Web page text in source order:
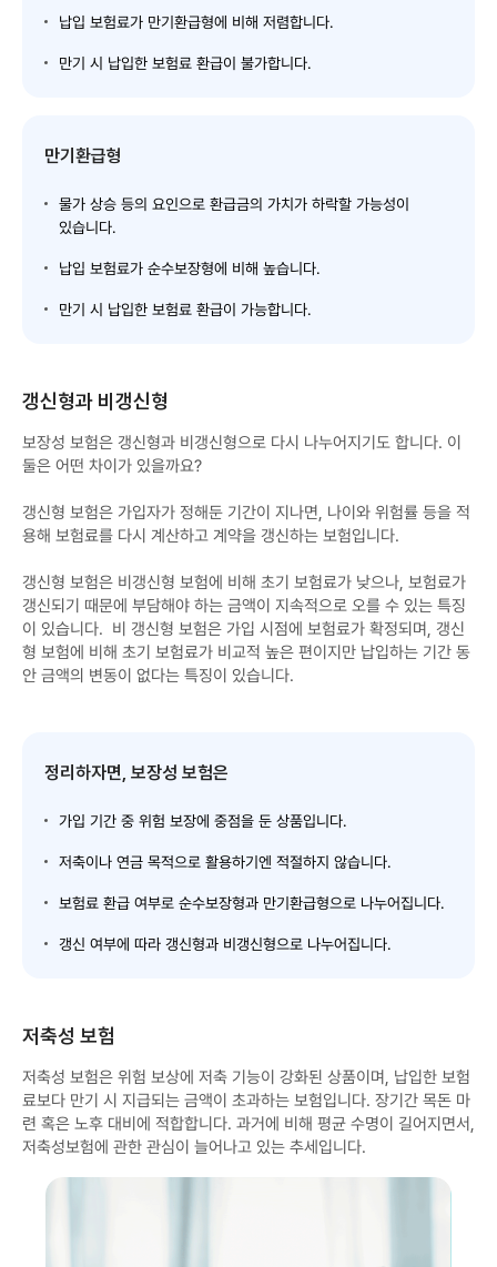
납입 보험료가 만기환급형에 비해 저렴합니다.
만기 시 납입한 보험료 환급이 불가합니다.
만기환급형
물가 상승 등의 요인으로 환급금의 가치가 하락할 가능성이
있습니다.
납입 보험료가 순수보장형에 비해 높습니다.
만기 시 납입한 보험료 환급이 가능합니다.
갱신형과 비갱신형
보장성 보험은 갱신형과 비갱신형으로 다시 나누어지기도 합니다. 이
둘은 어떤 차이가 있을까요?
갱신형 보험은 가입자가 정해둔 기간이 지나면, 나이와 위험률 등을 적
용해 보험료를 다시 계산하고 계약을 갱신하는 보험입니다.
갱신형 보험은 비갱신형 보험에 비해 초기 보험료가 낮으나, 보험료가
갱신되기 때문에 부담해야 하는 금액이 지속적으로 오를 수 있는 특징
이 있습니다. 비 갱신형 보험은 가입 시점에 보험료가 확정되며, 갱신
형 보험에 비해 초기 보험료가 비교적 높은 편이지만 납입하는 기간 동
안 금액의 변동이 없다는 특징이 있습니다.
정리하자면, 보장성 보험은
가입 기간 중 위험 보장에 중점을 둔 상품입니다.
저축이나 연금 목적으로 활용하기엔 적절하지 않습니다.
보험료 환급 여부로 순수보장형과 만기환급형으로 나누어집니다.
갱신 여부에 따라 갱신형과 비갱신형으로 나누어집니다.
저축성 보험
저축성 보험은 위험 보상에 저축 기능이 강화된 상품이며, 납입한 보험
료보다 만기 시 지급되는 금액이 초과하는 보험입니다. 장기간 목돈 마
련 혹은 노후 대비에 적합합니다. 과거에 비해 평균 수명이 길어지면서,
저축성보험에 관한 관심이 늘어나고 있는 추세입니다.